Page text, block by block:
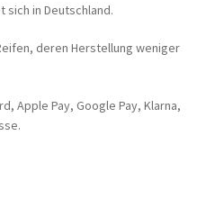
sich in Deutschland.
deren Herstellung weniger
Apple Pay, Google Pay, Klarna,